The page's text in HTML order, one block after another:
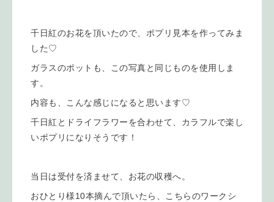
千日紅のお花を頂いたので、ポプリ見本を作ってみま
した♡
ガラスのポットも、この写真と同じものを使用しま
す。
内容も、こんな感じになると思います♡
千日紅とドライフラワーを合わせて、カラフルで楽し
いポプリになりそうです！
当日は受付を済ませて、お花の収穫へ。
おひとり様10本摘んで頂いたら、こちらのワークシ